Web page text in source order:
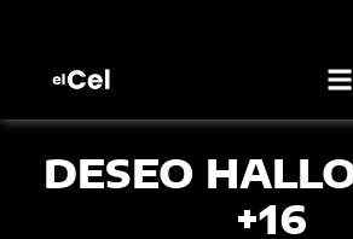
DESEO
+16